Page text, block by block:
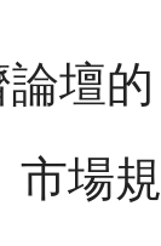
壇
市場